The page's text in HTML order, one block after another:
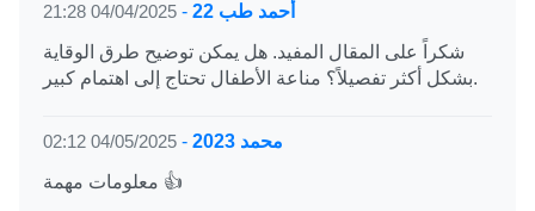
أحمد طب 22 -
04/04/2025 21:28
شكراً على المقال المفيد. هل يمكن توضيح طرق الوقاية
بشكل أكثر تفصيلاً؟ مناعة الأطفال تحتاج إلى اهتمام كبير.
محمد 2023 -
04/05/2025 02:12
معلومات مهمة 👍